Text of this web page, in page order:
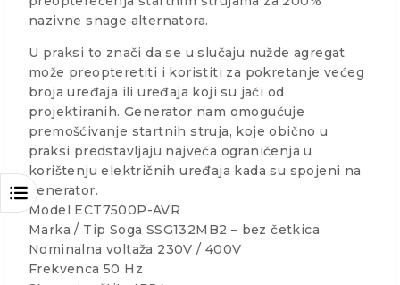
nazivne snage alternatora.
U praksi to znači da se u slučaju nužde agregat
može preopteretiti i koristiti za pokretanje većeg
broja uređaja ili uređaja koji su jači od
projektiranih. Generator nam omogućuje
premošćivanje startnih struja, koje obično u
praksi predstavljaju najveća ograničenja u
korištenju električnih uređaja kada su spojeni na
generator.
Model ECT7500P-AVR
Marka / Tip Soga SSG132MB2 – bez četkica
Nominalna voltaža 230V / 400V
Frekvenca 50 Hz